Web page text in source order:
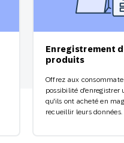
Enregistrement
produits
Offrez aux
possibilité d'enregistrer
qu'ils ont acheté en
recueillir leurs données.